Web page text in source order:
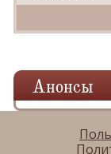
Дриада
Реал
Ваш Дом
Александр
Мир
Панорама
Анонсы